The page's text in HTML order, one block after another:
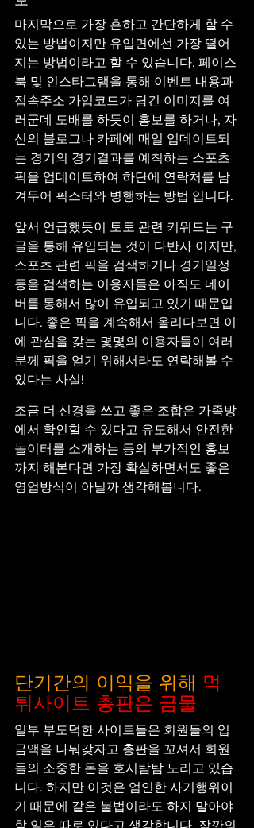
마지막으로 가장 흔하고 간단하게 할 수
있는 방법이지만 유입면에선 가장 떨어
지는 방법이라고 할 수 있습니다. 페이스
북 및 인스타그램을 통해 이벤트 내용과
접속주소 가입코드가 담긴 이미지를 여
러군데 도배를 하듯이 홍보를 하거나, 자
신의 블로그나 카페에 매일 업데이트되
는 경기의 경기결과를 예칙하는 스포츠
픽을 업데이트하여 하단에 연락처를 남
겨두어 픽스터와 병행하는 방법 입니다.
앞서 언급했듯이 토토 관련 키워드는 구
글을 통해 유입되는 것이 다반사 이지만,
스포츠 관련 픽을 검색하거나 경기일정
등을 검색하는 이용자들은 아직도 네이
버를 통해서 많이 유입되고 있기 때문입
니다. 좋은 픽을 계속해서 올리다보면 이
에 관심을 갖는 몇몇의 이용자들이 여러
분께 픽을 얻기 위해서라도 연락해볼 수
있다는 사실!
조금 더 신경을 쓰고 좋은 조합은 가족방
에서 확인할 수 있다고 유도해서 안전한
놀이터를 소개하는 등의 부가적인 홍보
까지 해본다면 가장 확실하면서도 좋은
영업방식이 아닐까 생각해봅니다.
단기간의 이익을 위해 먹
튀사이트 총판은 금물
일부 부도덕한 사이트들은 회원들의 입
금액을 나눠갖자고 총판을 꼬셔서 회원
들의 소중한 돈을 호시탐탐 노리고 있습
니다. 하지만 이것은 엄연한 사기행위이
기 때문에 같은 불법이라도 하지 말아야
할 일은 따로 있다고 생각합니다. 잠깐의